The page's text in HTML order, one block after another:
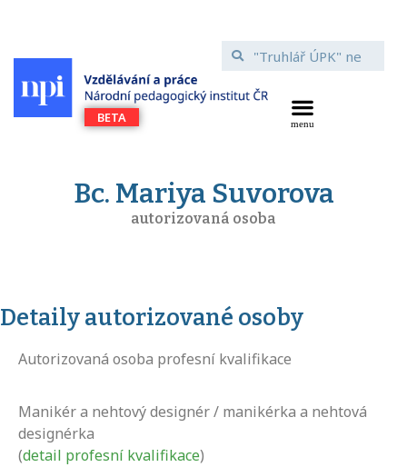
Bc. Mariya Suvorova
autorizovaná osoba
Detaily autorizované osoby
Autorizovaná osoba profesní kvalifikace
Manikér a nehtový designér / manikérka a nehtová
designérka
(detail profesní kvalifikace)